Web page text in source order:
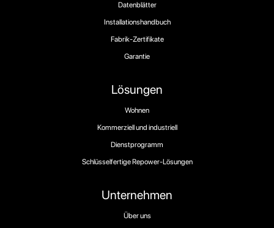
Unternehmen
Über uns
Lösungen
Wohnen
Kommerziell und industriell
Dienstprogramm
Schlüsselfertige Repower-Lösungen
Datenblätter
Installationshandbuch
Fabrik-Zertifikate
Garantie